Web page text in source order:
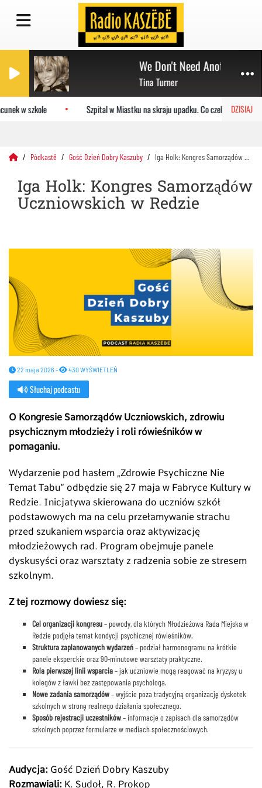
We Don't Need Another
Tina Turner
DZISIAJ
w szkole Szpital w Miastku na skraju upadku. Co czeka placówkę?
Pòdkastë Gość Dzień Dobry Kaszuby Iga Holk: Kongres Samorządów Uczniowskich w Redzie
Iga Holk: Kongres Samorządów
Uczniowskich w Redzie
22 maja 2026 - 430 WYŚWIETLEŃ
Słuchaj podcastu
O Kongresie Samorządów Uczniowskich, zdrowiu
psychicznym młodzieży i roli rówieśników w
pomaganiu.
Wydarzenie pod hasłem „Zdrowie Psychiczne Nie
Temat Tabu” odbędzie się 27 maja w Fabryce Kultury w
Redzie. Inicjatywa skierowana do uczniów szkół
podstawowych ma na celu przełamywanie strachu
przed szukaniem wsparcia oraz aktywizację
młodzieżowych rad. Program obejmuje panele
dyskusyści oraz warsztaty z radzenia sobie ze stresem
szkolnym.
Z tej rozmowy dowiesz się:
Cel organizacji kongresu– powody, dla których Młodzieżowa Rada Miejska w
Redzie podjęła temat kondycji psychicznej rówieśników.
Struktura zaplanowanych wydarzeń– podział harmonogramu na krótkie
panele eksperckie oraz 90-minutowe warsztaty praktyczne.
Rola pierwszej linii wsparcia– jak uczniowie mogą reagować na kryzysy u
kolegów z ławki bez zastępowania psychologa.
Nowe zadania samorządów– wyjście poza tradycyjną organizację dyskotek
szkolnych w stronę realnego działania społecznego.
Sposób rejestracji uczestników– informacje o zapisach dla samorządów
szkolnych poprzez formularze w mediach społecznościowych.
Audycja: Gość Dzień Dobry Kaszuby
Rozmawiali: K. Sudoł, R. Prokop